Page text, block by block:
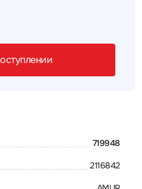
719948
2116842